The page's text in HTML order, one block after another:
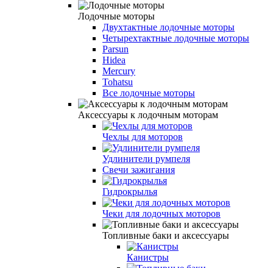
Лодочные моторы
Двухтактные лодочные моторы
Четырехтактные лодочные моторы
Parsun
Hidea
Mercury
Tohatsu
Все лодочные моторы
Аксессуары к лодочным моторам
Чехлы для моторов
Удлинители румпеля
Свечи зажигания
Гидрокрылья
Чеки для лодочных моторов
Топливные баки и аксессуары
Канистры